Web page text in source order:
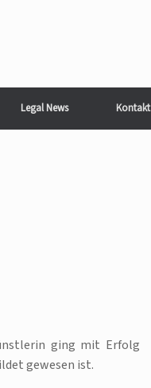
Legal News Kontakt
ging mit Erfolg
gewesen ist.